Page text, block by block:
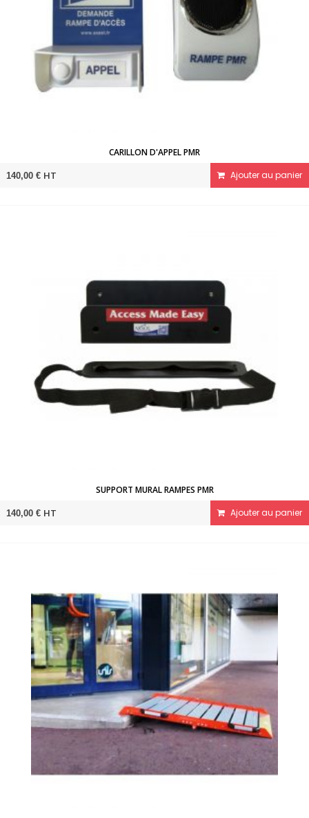
CARILLON D'APPEL PMR
140,00 € HT Ajouter au panier
SUPPORT MURAL RAMPES PMR
140,00 € HT Ajouter au panier